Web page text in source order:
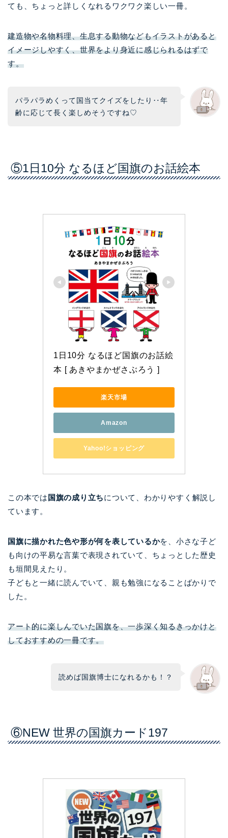
ても、ちょっと詳しくなれるワクワク楽しい一冊。
建造物や名物料理、生息する動物などもイラストがあると
イメージしやすく、世界をより身近に感じられるはずで
す。
パラパラめくって国当てクイズをしたり‥年
齢に応じて長く楽しめそうですね♡
⑤1日10分 なるほど国旗のお話絵本
1日10分 なるほど国旗のお話絵
本 [ あきやまかぜさぶろう ]
楽天市場
Amazon
Yahoo!ショッピング
この本では 国旗の成り立ちについて、わかりやすく解説し
ています。
国旗に描かれた色や形が何を表しているかを、小さな子ど
も向けの平易な言葉で表現されていて、ちょっとした歴史
も垣間見えたり。
子どもと一緒に読んでいて、親も勉強になることばかりで
した。
アート的に楽しんでいた国旗を、一歩深く知るきっかけと
しておすすめの一冊です。
読めば国旗博士になれるかも！？
⑥NEW 世界の国旗カード197